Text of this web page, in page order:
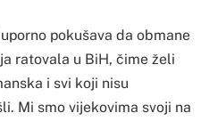
pokušava da obmane
ratovala u BiH, čime želi
i svi koji nisu
Mi smo vijekovima svoji na